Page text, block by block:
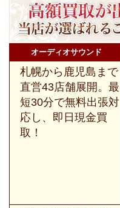
オーディオサウンド
札幌から鹿児島まで
直営43店舗展開。最
短30分で無料出張対
応し、即日現金買
取！